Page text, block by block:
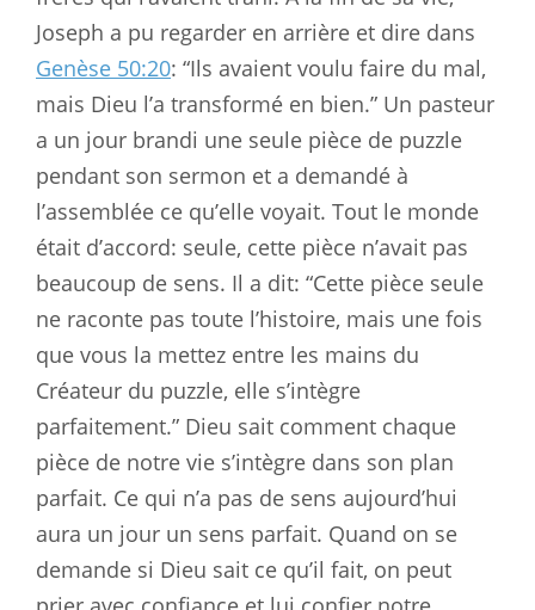
Joseph a pu regarder en arrière et dire dans
Genèse 50:20: “Ils avaient voulu faire du mal,
mais Dieu l’a transformé en bien.” Un pasteur
a un jour brandi une seule pièce de puzzle
pendant son sermon et a demandé à
l’assemblée ce qu’elle voyait. Tout le monde
était d’accord: seule, cette pièce n’avait pas
beaucoup de sens. Il a dit: “Cette pièce seule
ne raconte pas toute l’histoire, mais une fois
que vous la mettez entre les mains du
Créateur du puzzle, elle s’intègre
parfaitement.” Dieu sait comment chaque
pièce de notre vie s’intègre dans son plan
parfait. Ce qui n’a pas de sens aujourd’hui
aura un jour un sens parfait. Quand on se
demande si Dieu sait ce qu’il fait, on peut